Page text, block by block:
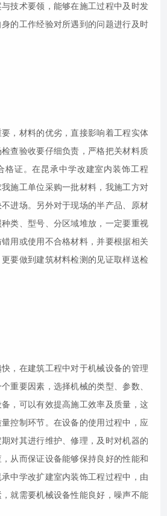
技术要领，能够在施工过程中及时发
的工作经验对所遇到的问题进行及时
，材料的优劣，直接影响着工程实体
查验收要仔细负责，严格把关材料质
格证。在昆承中学改建室内装饰工程
施工单位采购一批材料，我施工方对
进场。另外对于现场的半产品、原材
类、型号、分区域堆放，一定要重视
用或使用不合格材料，并要根据相关
更要做到建筑材料检测的见证取样送检
，在建筑工程中对于机械设备的管理
重要因素，选择机械的类型、参数、
，可以有效提高施工效率及质量，这
控制环节。在设备的使用过程中，应
对其进行维护、修理，及时对机器的
从而保证设备能够保持良好的性能和
中学改扩建室内装饰工程过程中，由
就需要机械设备性能良好，噪声不能